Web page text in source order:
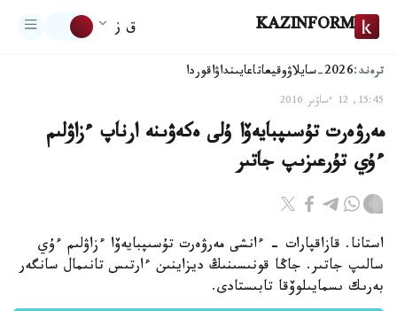
KAZINFORM ق ز
ترەند:2026-سايلاۋ وقيعاتاعايىنداۋاقوردا
15:45, 12 ءساۋىر 2016
مەرۋەرت تۇسىپبايەۆا ۇلى ەكەۋىنە ارناپ ءزاۋلىم
ءۇي تۇرعىزىپ جاتىر
استانا. قازاقپارات - ءانشى مەرۋەرت تۇسىپبايەۆا ءزاۋلىم ءۇي
سالىپ جاتىر. جاڭا قونىسىنىڭ ديزاينىن ءارتىس تانىمال سانگەر
بەرىك ىسمايىلوۆقا تابىستادى.